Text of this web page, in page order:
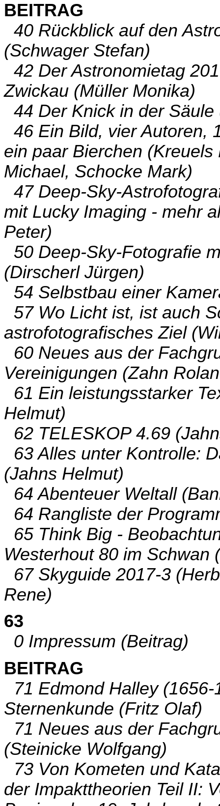
BEITRAG
40 Rückblick auf den
(Schwager Stefan)
42 Der Astronomietag
Zwickau (Müller Monika)
44 Der Knick in der
46 Ein Bild, vier Autoren,
ein paar Bierchen
Michael, Schocke Mark)
47 Deep-Sky-
mit Lucky Imaging - mehr
Peter)
50 Deep-Sky-Fotografie
(Dirscherl Jürgen)
54 Selbstbau einer
57 Wo Licht ist, ist auch
astrofotografisches Ziel
60 Neues aus der
Vereinigungen (Zahn
61 Ein leistungsstarker
Helmut)
62 TELESKOP 4.69
63 Alles unter Kontrolle:
(Jahns Helmut)
64 Abenteuer Weltall
64 Rangliste der
65 Think Big -
Westerhout 80 im Schwan
67 Skyguide 2017-3
Rene)
63
0 Impressum (Beitrag)
BEITRAG
71 Edmond Halley
Sternenkunde (Fritz Olaf)
71 Neues aus der
(Steinicke Wolfgang)
73 Von Kometen und
der Impakttheorien Teil II: